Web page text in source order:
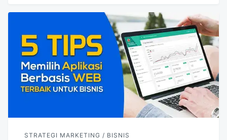
STRATEGI MARKETING / BISNIS